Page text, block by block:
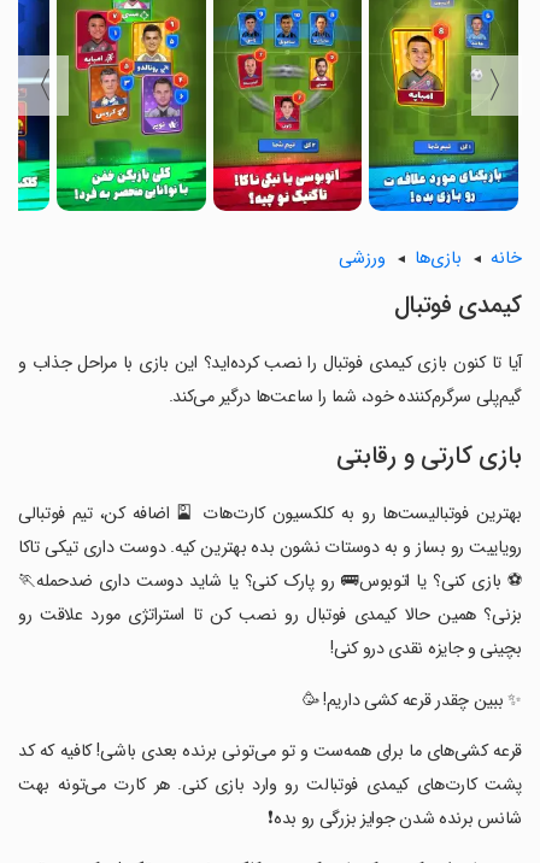
〈
〉
خانه بازی‌ها ورزشی
‏کیمدی فوتبال
آیا تا کنون بازی ‏کیمدی فوتبال را نصب کرده‌اید؟ این بازی با مراحل جذاب و
گیم‌پلی سرگرم‌کننده خود، شما را ساعت‌ها درگیر می‌کند.
بازی کارتی و رقابتی
‏بهترین فوتبالیست‌ها رو به کلکسیون کارت‌هات 🎴 اضافه کن، تیم فوتبالی
رویاییت رو بساز و به دوستات نشون بده بهترین کیه. دوست داری تیکی تاکا
⚽ بازی کنی؟ یا اتوبوس🚌 رو پارک کنی؟ یا شاید دوست داری ضدحمله🏃
بزنی؟ همین حالا کیمدی فوتبال رو نصب کن تا استراتژی مورد علاقت رو
بچینی و جایزه نقدی درو کنی!
‏✨ ببین چقدر قرعه کشی داریم! 🥳
‏قرعه کشی‌های ما برای همه‌ست و تو می‌تونی برنده بعدی باشی! کافیه که کد
پشت کارت‌های کیمدی فوتبالت رو وارد بازی کنی. هر کارت می‌تونه بهت
شانس برنده شدن جوایز بزرگی رو بده❗